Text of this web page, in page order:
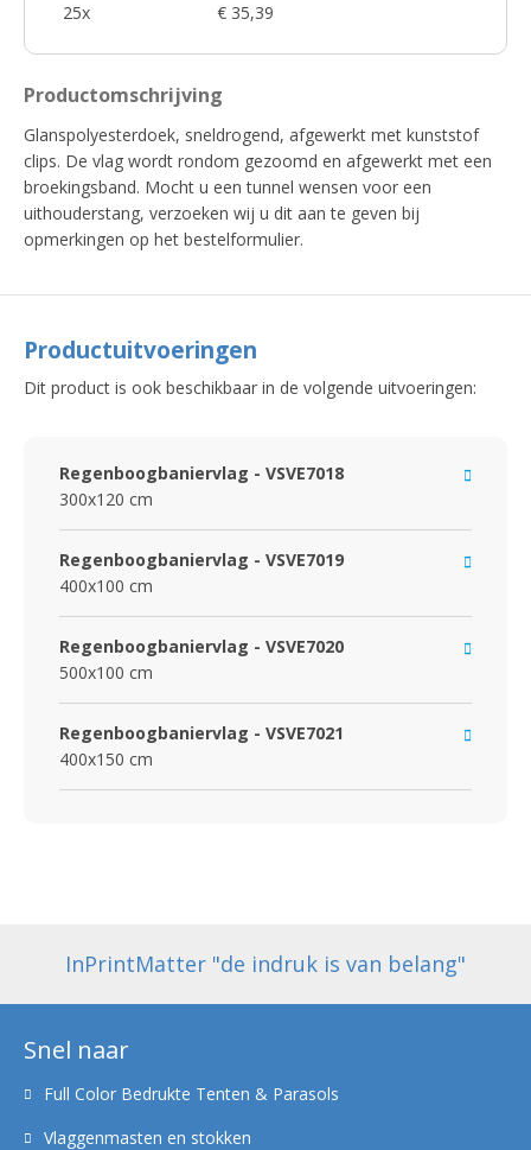
25x
€ 35,39
Productomschrijving
Glanspolyesterdoek, sneldrogend, afgewerkt met kunststof
clips. De vlag wordt rondom gezoomd en afgewerkt met een
broekingsband. Mocht u een tunnel wensen voor een
uithouderstang, verzoeken wij u dit aan te geven bij
opmerkingen op het bestelformulier.
Productuitvoeringen
Dit product is ook beschikbaar in de volgende uitvoeringen:
Regenboogbaniervlag - VSVE7018
300x120 cm
Regenboogbaniervlag - VSVE7019
400x100 cm
Regenboogbaniervlag - VSVE7020
500x100 cm
Regenboogbaniervlag - VSVE7021
400x150 cm
InPrintMatter "de indruk is van belang"
Snel naar
Full Color Bedrukte Tenten & Parasols
Vlaggenmasten en stokken